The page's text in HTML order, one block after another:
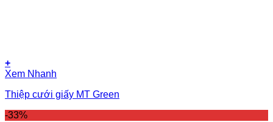
+
Xem Nhanh
Thiệp cưới giấy MT Green
-33%